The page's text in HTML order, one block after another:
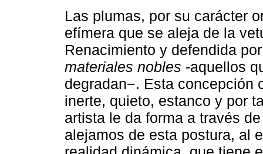
Las plumas, por su carácter
efímera que se aleja de la
Renacimiento y defendida
materiales nobles -aquellos
degradan−. Esta concepción
inerte, quieto, estanco y por
artista le da forma a través
alejamos de esta postura, al